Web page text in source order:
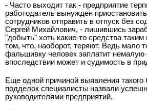
- Часто выходит так - предприятие
работодатель вынужден
сотрудников отправить в отпуск без
Сергей Михайлович, - лишившись
"добыть" хоть какие-то средства
том, что, наоборот, теряют. Ведь мало
фальшивку человек заплатит немалую
впоследствии может и судимость в
Еще одной причиной выявления такого
подделок специалисты назвали
руководителями предприятий.